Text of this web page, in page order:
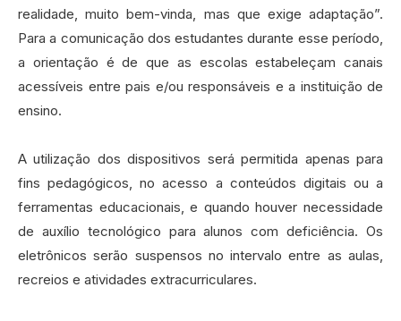
realidade, muito bem-vinda, mas que exige adaptação”.
Para a comunicação dos estudantes durante esse período,
a orientação é de que as escolas estabeleçam canais
acessíveis entre pais e/ou responsáveis e a instituição de
ensino.‍
A utilização dos dispositivos será permitida apenas para
fins pedagógicos, no acesso a conteúdos digitais ou a
ferramentas educacionais, e quando houver necessidade
de auxílio tecnológico para alunos com deficiência. Os
eletrônicos serão suspensos no intervalo entre as aulas,
recreios e atividades extracurriculares.